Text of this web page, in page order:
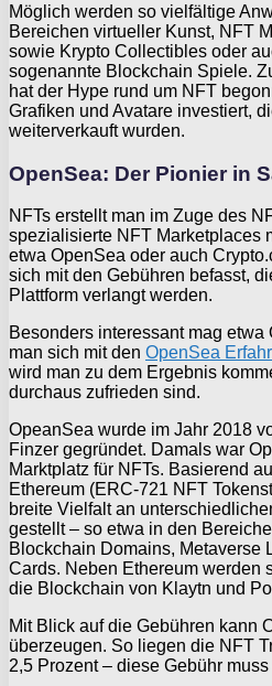
Möglich werden so vielfältige
Bereichen virtueller Kunst, NFT
sowie Krypto Collectibles oder
sogenannte Blockchain Spiele.
hat der Hype rund um NFT
Grafiken und Avatare investiert,
weiterverkauft wurden.
OpenSea: Der Pionier in
NFTs erstellt man im Zuge des
spezialisierte NFT Marketplaces
etwa OpenSea oder auch
sich mit den Gebühren befasst,
Plattform verlangt werden.
Besonders interessant mag
man sich mit den OpenSea
wird man zu dem Ergebnis
durchaus zufrieden sind.
OpeanSea wurde im Jahr 2018
Finzer gegründet. Damals war
Marktplatz für NFTs. Basierend
Ethereum (ERC-721 NFT
breite Vielfalt an
gestellt – so etwa in den
Blockchain Domains, Metaverse
Cards. Neben Ethereum werden
die Blockchain von Klaytn und
Mit Blick auf die Gebühren kann
überzeugen. So liegen die NFT
2,5 Prozent – diese Gebühr